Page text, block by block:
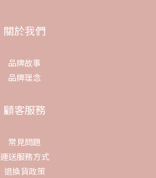
關於我們
品牌故事
品牌理念
顧客服務
常見問題
運送服務方式
退換貨政策